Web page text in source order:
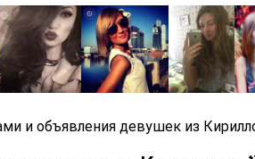
и объявления девушек из